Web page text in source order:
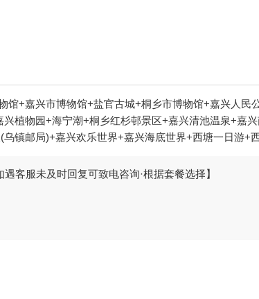
馆+嘉兴市博物馆+盐官古城+桐乡市博物馆+嘉兴人
植物园+海宁潮+桐乡红杉邨景区+嘉兴清池温泉+嘉
镇邮局)+嘉兴欢乐世界+嘉兴海底世界+西塘一日游+
镇-张氏旧宅+西塘古镇-卧龙桥+西塘古镇-西园+西塘
镇-安善桥+濮院时尚古镇-北更楼+南北湖景区-观景平
客服未及时回复可致电咨询·根据套餐选择】